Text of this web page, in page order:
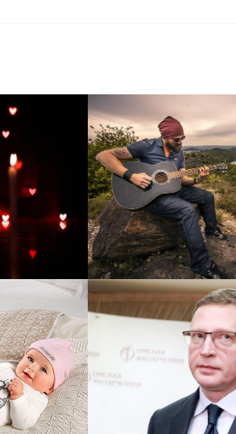
Перевод
Смотреть
Сайт
Александра